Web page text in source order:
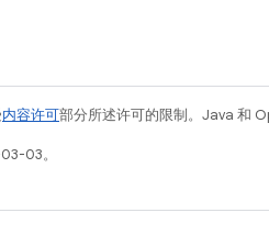
内容许可部分所述许可的限制。Java 和
03。